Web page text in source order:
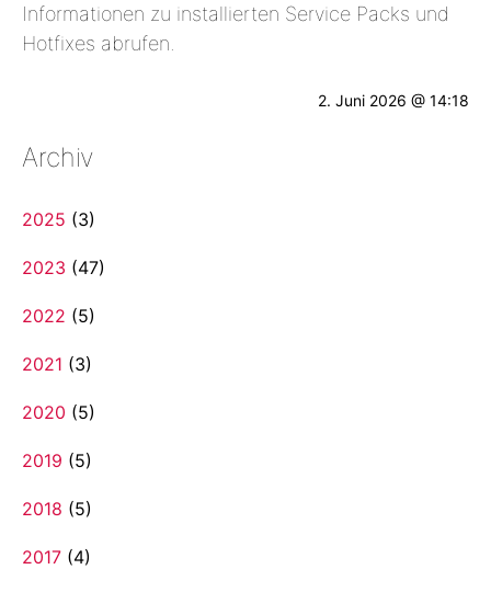
Informationen zu installierten Service Packs und
Hotfixes abrufen.
2. Juni 2026 @ 14:18
Archiv
2025 (3)
2023 (47)
2022 (5)
2021 (3)
2020 (5)
2019 (5)
2018 (5)
2017 (4)